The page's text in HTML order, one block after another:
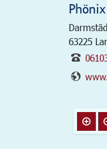
63225